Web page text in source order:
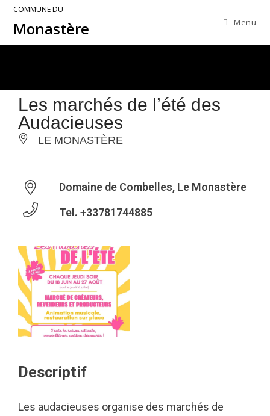
COMMUNE DU
Monastère Menu
Les marchés de l’été des
Audacieuses
LE MONASTÈRE
Domaine de Combelles, Le Monastère
Tel. +33781744885
Descriptif
Les audacieuses organise des marchés de